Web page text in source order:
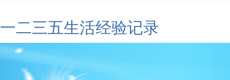
一二三五生活经验记录